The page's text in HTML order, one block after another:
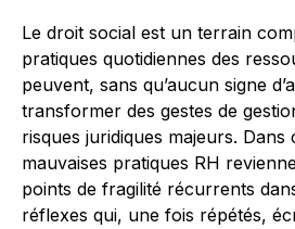
Le droit social est un terrain
pratiques quotidiennes des
peuvent, sans qu’aucun signe
transformer des gestes de
risques juridiques majeurs.
mauvaises pratiques RH
points de fragilité récurrents
réflexes qui, une fois répétés,